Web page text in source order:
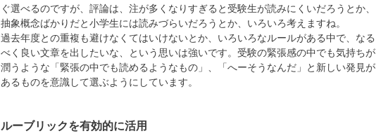
ぐ選べるのですが、評論は、注が多くなりすぎると受験生が読みにくいだろうとか、
抽象概念ばかりだと小学生には読みづらいだろうとか、いろいろ考えますね。
過去年度との重複も避けなくてはいけないとか、いろいろなルールがある中で、なる
べく良い文章を出したいな、という思いは強いです。受験の緊張感の中でも気持ちが
潤うような「緊張の中でも読めるようなもの」、「へーそうなんだ」と新しい発見が
あるものを意識して選ぶようにしています。
ルーブリックを有効的に活用